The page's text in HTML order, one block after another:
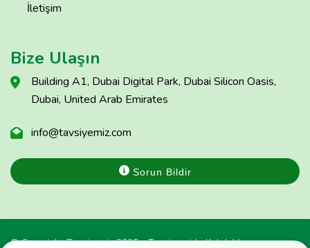
İletişim
Bize Ulaşın
Building A1, Dubai Digital Park, Dubai Silicon Oasis,
Dubai, United Arab Emirates
info@tavsiyemiz.com
Sorun Bildir
© Copyright Tavsiyemiz 2025 - Tavsiyemiz'e Kulak Ver